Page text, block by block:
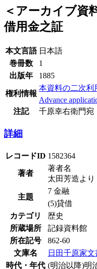
＜アーカイブ資
借用金之証
本文言語 日本語
巻冊数
1
出版年
1885
権利情報
本資料の二次利
Advance
注記
千原幸右衛門宛
詳細
レコードID 1582364
著者
著者名
太田芳造より
主題
7 金融
(5)貸借
カテゴリ
歴史
所蔵場所
記録資料館
所在記号
862-60
文庫名
日田千原家文
時代・年代 (明治以降)明